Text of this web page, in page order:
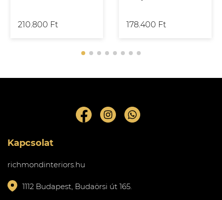
210.800 Ft 178.400 Ft
Kapcsolat
richmondinteriors.hu
1112 Budapest, Budaörsi út 165.